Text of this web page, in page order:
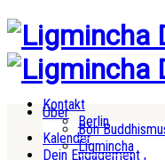
Kontakt
Berlin
Kalender
Dein Engagement
Über
Bön
Ligmincha